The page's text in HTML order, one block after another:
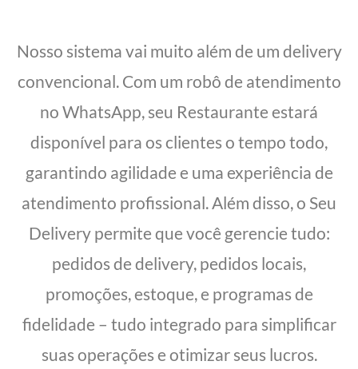
Nosso sistema vai muito além de um delivery
convencional. Com um robô de atendimento
no WhatsApp, seu Restaurante estará
disponível para os clientes o tempo todo,
garantindo agilidade e uma experiência de
atendimento profissional. Além disso, o Seu
Delivery permite que você gerencie tudo:
pedidos de delivery, pedidos locais,
promoções, estoque, e programas de
fidelidade – tudo integrado para simplificar
suas operações e otimizar seus lucros.